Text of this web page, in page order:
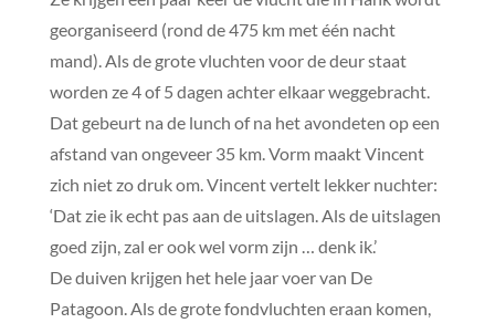
georganiseerd (rond de 475 km met één nacht
mand). Als de grote vluchten voor de deur staat
worden ze 4 of 5 dagen achter elkaar weggebracht.
Dat gebeurt na de lunch of na het avondeten op een
afstand van ongeveer 35 km. Vorm maakt Vincent
zich niet zo druk om. Vincent vertelt lekker nuchter:
‘Dat zie ik echt pas aan de uitslagen. Als de uitslagen
goed zijn, zal er ook wel vorm zijn … denk ik.’
De duiven krijgen het hele jaar voer van De
Patagoon. Als de grote fondvluchten eraan komen,